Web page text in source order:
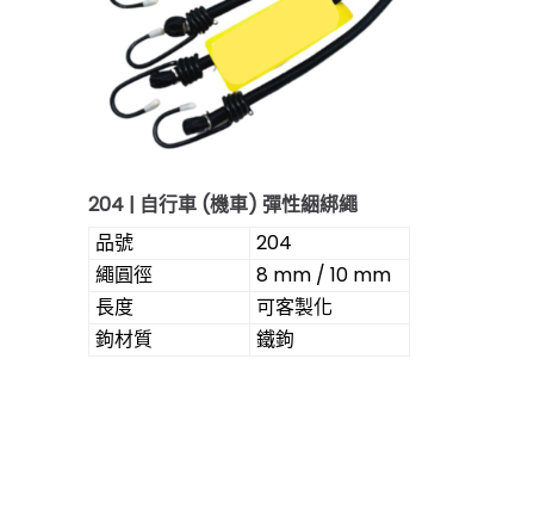
204 | 自行車 (機車) 彈性綑綁繩
品號
204
繩圓徑
8 mm / 10 mm
長度
可客製化
鉤材質
鐵鉤